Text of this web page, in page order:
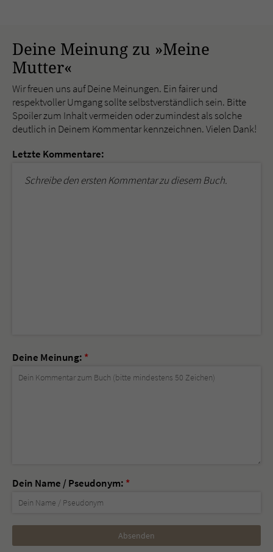
Deine Meinung zu »Meine
Mutter«
Wir freuen uns auf Deine Meinungen. Ein fairer und
respektvoller Umgang sollte selbstverständlich sein. Bitte
Spoiler zum Inhalt vermeiden oder zumindest als solche
deutlich in Deinem Kommentar kennzeichnen. Vielen Dank!
Letzte Kommentare:
Schreibe den ersten Kommentar zu diesem Buch.
Deine Meinung: *
Dein Name / Pseudonym: *
Nicht
ausfüllen!